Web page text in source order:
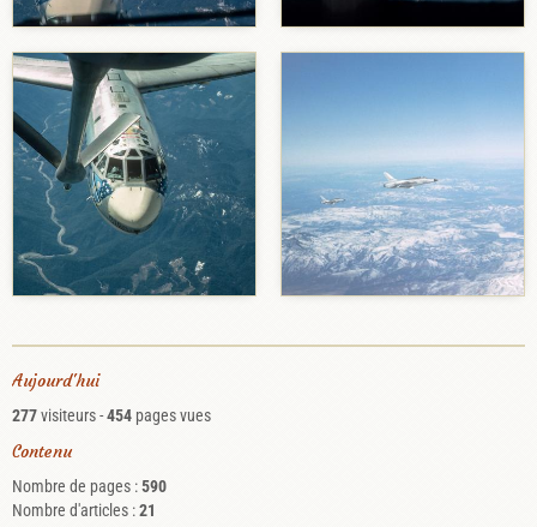
Aujourd'hui
277visiteurs -454 pages vues
Contenu
Nombre de pages :590
Nombre d'articles :21